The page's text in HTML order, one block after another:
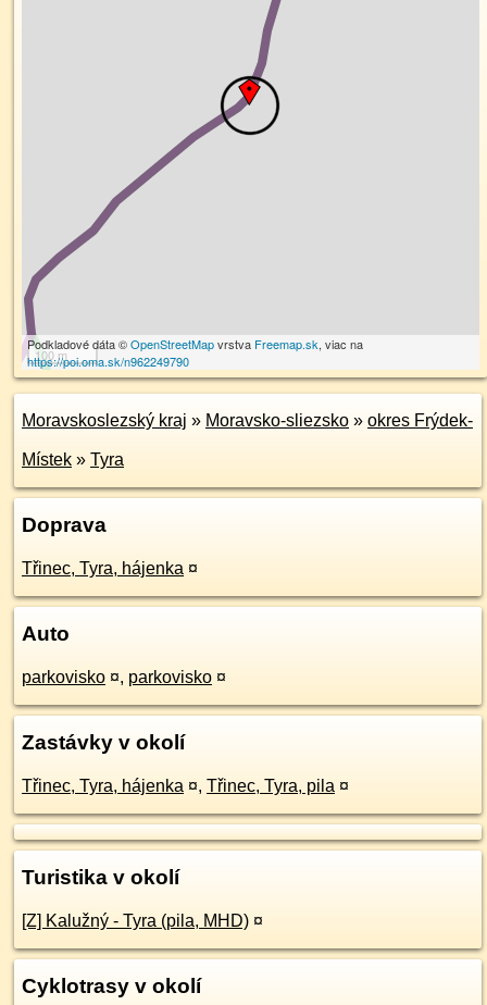
100 m
Podkladové dáta ©OpenStreetMapvrstva Freemap.sk, viac na
https://poi.oma.sk/n962249790
Moravskoslezský kraj » Moravsko-sliezsko » okres Frýdek-
Místek » Tyra
Doprava
Třinec, Tyra, hájenka ¤
Auto
parkovisko ¤, parkovisko ¤
Zastávky v okolí
Třinec, Tyra, hájenka ¤, Třinec, Tyra, pila ¤
Turistika v okolí
[Z] Kalužný - Tyra (pila, MHD) ¤
Cyklotrasy v okolí